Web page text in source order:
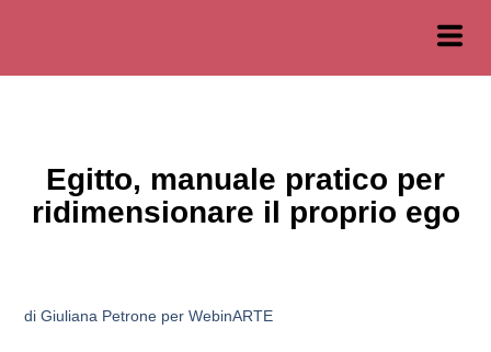
Egitto, manuale pratico per
ridimensionare il proprio ego
di Giuliana Petrone per WebinARTE